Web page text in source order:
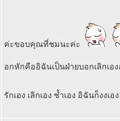
ค่ะขอบคุณที่ชมนะค่ะ
อกหักคืออิฉันเป็นฝ่ายบอกเลิกเอ
รักเอง เลิกเอง ช้ำเอง อิฉันก็งงเ